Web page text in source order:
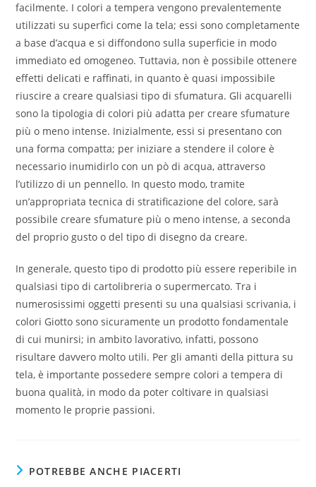
facilmente. I colori a tempera vengono prevalentemente
utilizzati su superfici come la tela; essi sono completamente
a base d’acqua e si diffondono sulla superficie in modo
immediato ed omogeneo. Tuttavia, non è possibile ottenere
effetti delicati e raffinati, in quanto è quasi impossibile
riuscire a creare qualsiasi tipo di sfumatura. Gli acquarelli
sono la tipologia di colori più adatta per creare sfumature
più o meno intense. Inizialmente, essi si presentano con
una forma compatta; per iniziare a stendere il colore è
necessario inumidirlo con un pò di acqua, attraverso
l’utilizzo di un pennello. In questo modo, tramite
un’appropriata tecnica di stratificazione del colore, sarà
possibile creare sfumature più o meno intense, a seconda
del proprio gusto o del tipo di disegno da creare.
In generale, questo tipo di prodotto più essere reperibile in
qualsiasi tipo di cartolibreria o supermercato. Tra i
numerosissimi oggetti presenti su una qualsiasi scrivania, i
colori Giotto sono sicuramente un prodotto fondamentale
di cui munirsi; in ambito lavorativo, infatti, possono
risultare davvero molto utili. Per gli amanti della pittura su
tela, è importante possedere sempre colori a tempera di
buona qualità, in modo da poter coltivare in qualsiasi
momento le proprie passioni.
POTREBBE ANCHE PIACERTI